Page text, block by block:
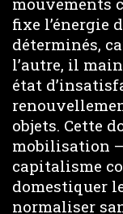
fixe l’énergie
déterminés,
l’autre, il
état
objets. Cette
mobilisation
capitalisme
domestiquer
normaliser